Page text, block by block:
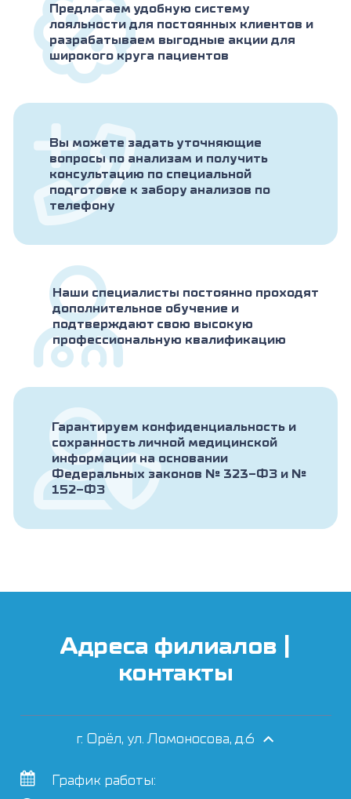
Предлагаем удобную систему
лояльности для постоянных клиентов и
разрабатываем выгодные акции для
широкого круга пациентов
Вы можете задать уточняющие
вопросы по анализам и получить
консультацию по специальной
подготовке к забору анализов по
телефону
Наши специалисты постоянно проходят
дополнительное обучение и
подтверждают свою высокую
профессиональную квалификацию
Гарантируем конфиденциальность и
сохранность личной медицинской
информации на основании
Федеральных законов № 323-ФЗ и №
152-ФЗ
Адреса филиалов |
контакты
г. Орёл, ул. Ломоносова, д.6
График работы: